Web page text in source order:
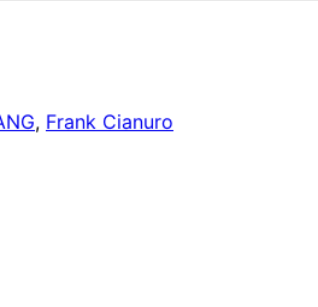
, Frank Cianuro